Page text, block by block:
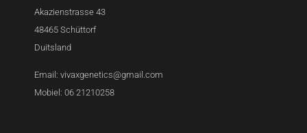
Akazienstrasse 43
48465 Schüttorf
Duitsland
Email: vivaxgenetics@gmail.com
Mobiel: 06 21210258